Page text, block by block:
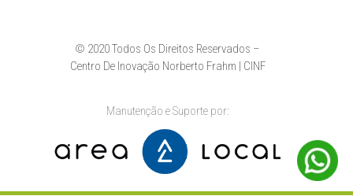
© 2020 Todos Os Direitos Reservados –
Centro De Inovação Norberto Frahm | CINF
Manutenção e Suporte por: